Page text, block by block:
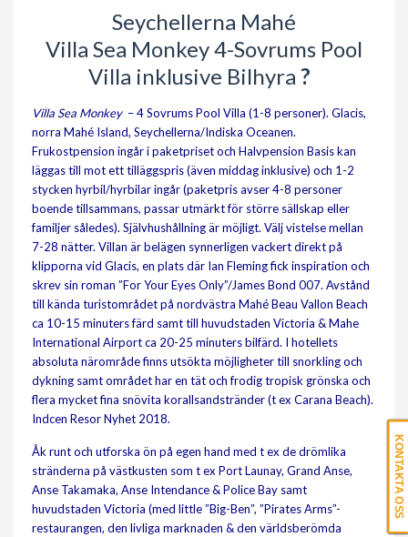
Seychellerna Mahé
Villa Sea Monkey 4-Sovrums Pool
Villa inklusive Bilhyra ?
Villa Sea Monkey– 4 Sovrums Pool Villa (1-8 personer). Glacis,
norra Mahé Island, Seychellerna/Indiska Oceanen.
Frukostpension ingår i paketpriset och Halvpension Basis kan
läggas till mot ett tilläggspris (även middag inklusive) och 1-2
stycken hyrbil/hyrbilar ingår (paketpris avser 4-8 personer
boende tillsammans, passar utmärkt för större sällskap eller
familjer således). Självhushållning är möjligt. Välj vistelse mellan
7-28 nätter. Villan är belägen synnerligen vackert direkt på
klipporna vid Glacis, en plats där Ian Fleming fick inspiration och
skrev sin roman ”For Your Eyes Only”/James Bond 007. Avstånd
till kända turistområdet på nordvästra Mahé Beau Vallon Beach
ca 10-15 minuters färd samt till huvudstaden Victoria & Mahe
International Airport ca 20-25 minuters bilfärd. I hotellets
absoluta närområde finns utsökta möjligheter till snorkling och
dykning samt området har en tät och frodig tropisk grönska och
flera mycket fina snövita korallsandstränder (t ex Carana Beach).
Indcen Resor Nyhet 2018.
Åk runt och utforska ön på egen hand med t ex de drömlika
stränderna på västkusten som t ex Port Launay, Grand Anse,
Anse Takamaka, Anse Intendance & Police Bay samt
huvudstaden Victoria (med little ”Big-Ben”, ”Pirates Arms”-
restaurangen, den livliga marknaden & den världsberömda
KONTAKTA OSS